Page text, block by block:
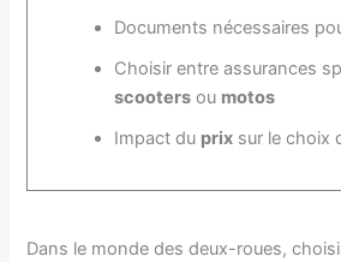
Documents nécessaires
Choisir entre assurances
scootersou motos
Impact du prixsur le choix
Dans le monde des deux-roues,